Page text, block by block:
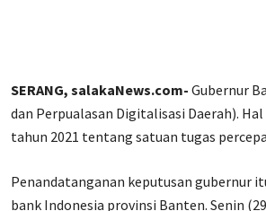
SERANG, salakaNews.com- Gubernur
dan Perpualasan Digitalisasi Daerah).
tahun 2021 tentang satuan tugas
Penandatanganan keputusan gubernur
bank Indonesia provinsi Banten. Senin